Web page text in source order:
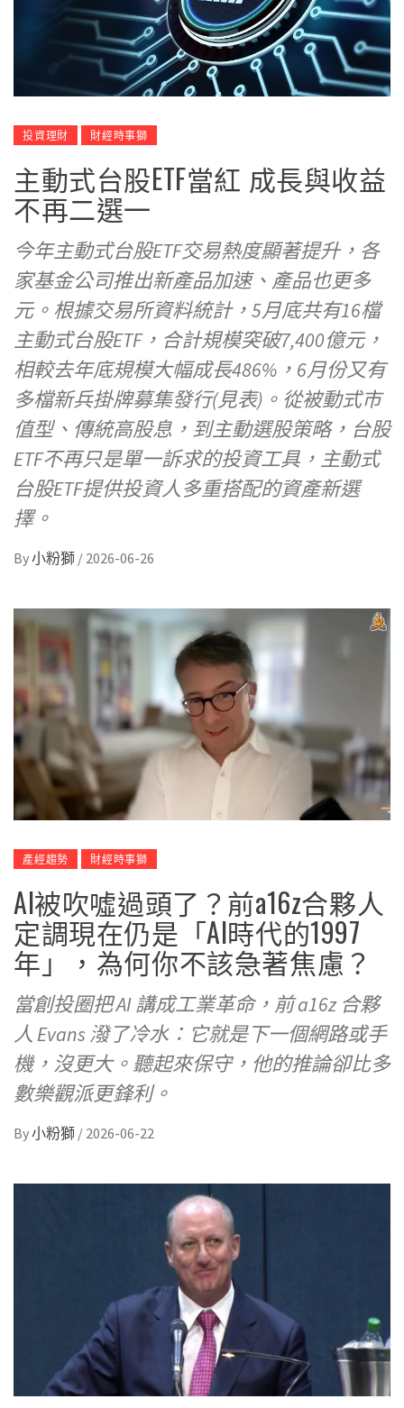
投資理財 財經時事獅
主動式台股ETF當紅 成長與收益
不再二選一
今年主動式台股ETF交易熱度顯著提升，各
家基金公司推出新產品加速、產品也更多
元。根據交易所資料統計，5月底共有16檔
主動式台股ETF，合計規模突破7,400億元，
相較去年底規模大幅成長486%，6月份又有
多檔新兵掛牌募集發行(見表)。從被動式市
值型、傳統高股息，到主動選股策略，台股
ETF不再只是單一訴求的投資工具，主動式
台股ETF提供投資人多重搭配的資產新選
擇。
By小粉獅 / 2026-06-26
產經趨勢 財經時事獅
AI被吹噓過頭了？前a16z合夥人
定調現在仍是「AI時代的1997
年」，為何你不該急著焦慮？
當創投圈把 AI 講成工業革命，前 a16z 合夥
人 Evans 潑了冷水：它就是下一個網路或手
機，沒更大。聽起來保守，他的推論卻比多
數樂觀派更鋒利。
By小粉獅 / 2026-06-22